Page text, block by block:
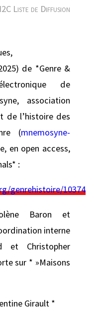
Liste de Diffusion
de *Genre &
de
association
de l’histoire des
(mnemosyne-
en open access,
:
genrehistoire/10374
Baron et
interne
et Christopher
sur * »Maisons
Girault *